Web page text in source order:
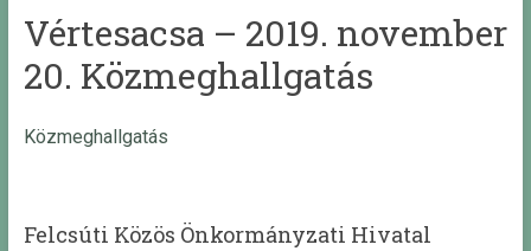
Vértesacsa – 2019. november
20. Közmeghallgatás
Közmeghallgatás
Felcsúti Közös Önkormányzati Hivatal